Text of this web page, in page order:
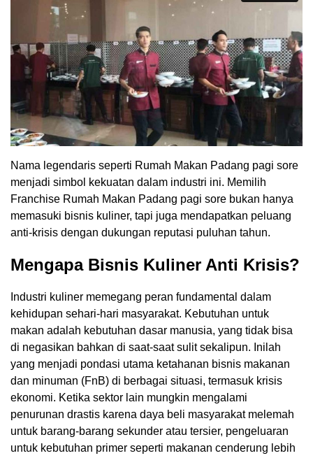
Nama legendaris seperti Rumah Makan Padang pagi sore
menjadi simbol kekuatan dalam industri ini. Memilih
Franchise Rumah Makan Padang pagi sore bukan hanya
memasuki bisnis kuliner, tapi juga mendapatkan peluang
anti-krisis dengan dukungan reputasi puluhan tahun.
Mengapa Bisnis Kuliner Anti Krisis?
Industri kuliner memegang peran fundamental dalam
kehidupan sehari-hari masyarakat. Kebutuhan untuk
makan adalah kebutuhan dasar manusia, yang tidak bisa
di negasikan bahkan di saat-saat sulit sekalipun. Inilah
yang menjadi pondasi utama ketahanan bisnis makanan
dan minuman (FnB) di berbagai situasi, termasuk krisis
ekonomi. Ketika sektor lain mungkin mengalami
penurunan drastis karena daya beli masyarakat melemah
untuk barang-barang sekunder atau tersier, pengeluaran
untuk kebutuhan primer seperti makanan cenderung lebih